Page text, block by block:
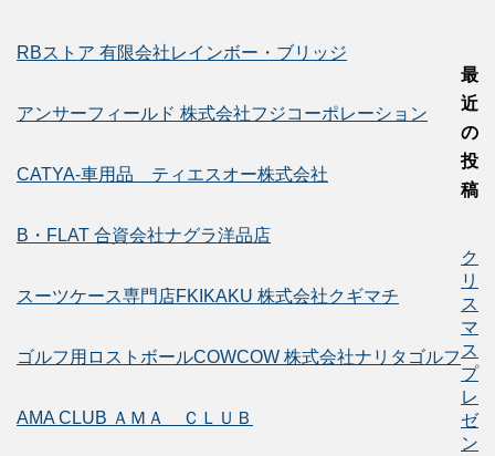
RBストア 有限会社レインボー・ブリッジ
アンサーフィールド 株式会社フジコーポレーション
CATYA-車用品 ティエスオー株式会社
B・FLAT 合資会社ナグラ洋品店
スーツケース専門店FKIKAKU 株式会社クギマチ
ゴルフ用ロストボールCOWCOW 株式会社ナリタゴルフ
AMA CLUB ＡＭＡ ＣＬＵＢ
最
近
の
投
稿
ク
リ
ス
マ
ス
プ
レ
ゼ
ン